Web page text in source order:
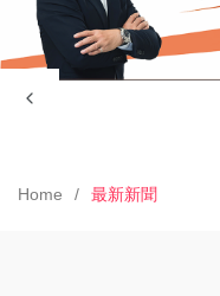
Home 最新新聞